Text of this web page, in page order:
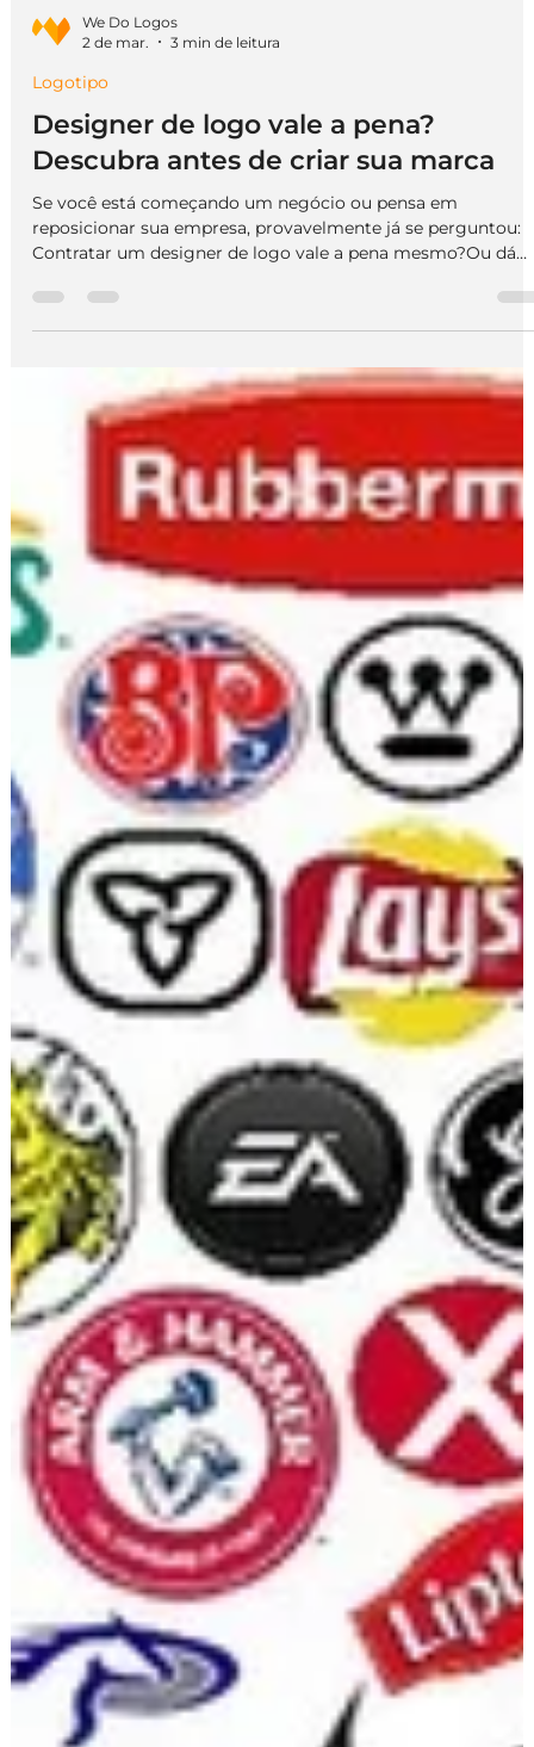
We Do Logos
2 de mar.
3 min de leitura
Se você está começando um negócio ou pensa em
reposicionar sua empresa, provavelmente já se perguntou:
Contratar um designer de logo vale a pena mesmo?Ou dá
para resolver com Canva, inteligência artificial ou um
freelancer barato? A resposta curta é: 👉 Depende do nível de
posicionamento que você quer construir. Agora vamos
aprofundar.